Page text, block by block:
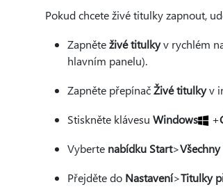
Pokud chcete živé titulky zapnout,
Zapněteživé titulkyv rychlém
hlavním panelu).
Zapněte přepínačŽivé titulkyv
Stiskněte klávesu Windows +
Vyberte nabídku Start>
Přejděte do Nastavení>Titulky